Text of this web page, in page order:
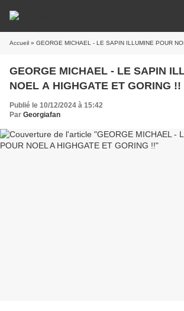
Accueil » GEORGE MICHAEL - LE SAPIN ILLUMINE POUR NOEL
GEORGE MICHAEL - LE SAPIN
NOEL A HIGHGATE ET GORING !!
Publié le 10/12/2024 à 15:42
Par Georgiafan